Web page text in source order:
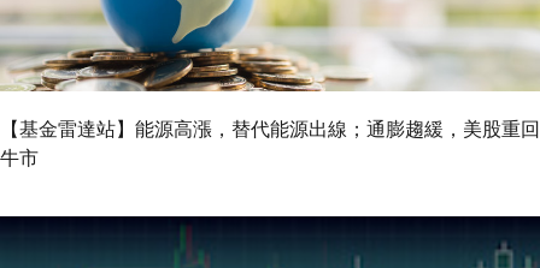
【基金雷達站】能源高漲，替代能源出線；通膨趨緩，美股重回
牛市